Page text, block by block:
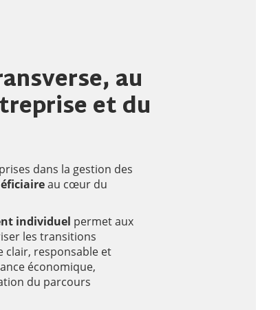
au
et du
dans la gestion des
au cœur du
individuel permet aux
les transitions
clair, responsable et
économique,
du parcours